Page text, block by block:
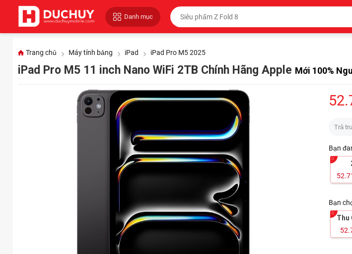
Danh mục
Trang chủ Máy tính bảng iPad iPad Pro M5 2025
iPad Pro M5 11 inch Nano WiFi 2TB Chính Hãng Apple Mới 100%
Trả
Bạn
Bạn
Thu